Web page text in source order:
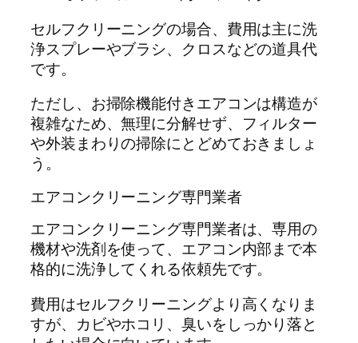
セルフクリーニングの場合、費用は主に洗
浄スプレーやブラシ、クロスなどの道具代
です。
ただし、お掃除機能付きエアコンは構造が
複雑なため、無理に分解せず、フィルター
や外装まわりの掃除にとどめておきましょ
う。
エアコンクリーニング専門業者
エアコンクリーニング専門業者は、専用の
機材や洗剤を使って、エアコン内部まで本
格的に洗浄してくれる依頼先です。
費用はセルフクリーニングより高くなりま
すが、カビやホコリ、臭いをしっかり落と